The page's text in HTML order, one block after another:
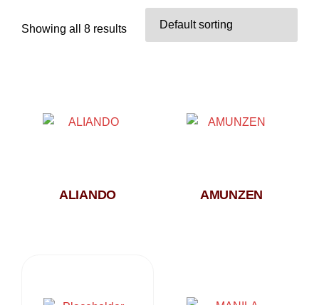
Showing all 8 results
ALIANDO AMUNZEN